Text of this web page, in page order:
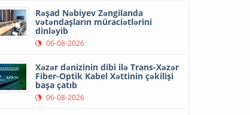
Rəşad Nəbiyev Zəngilanda
vətəndaşların müraciətlərini
dinləyib
06-08-2026
Xəzər dənizinin dibi ilə Trans-Xəzər
Fiber-Optik Kabel Xəttinin çəkilişi
başa çatıb
06-08-2026